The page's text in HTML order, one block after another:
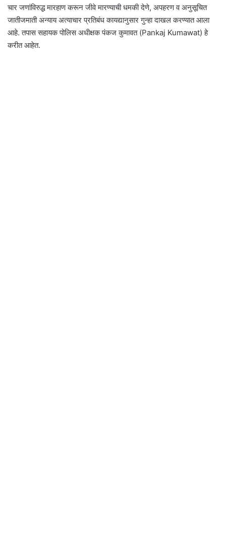
चार जणांविरुद्ध मारहाण करून जीवे मारण्याची धमकी देणे, अपहरण व अनुसूचित
जातीजमाती अन्याय अत्याचार प्रतिबंध कायद्यानुसार गुन्हा दाखल करण्यात आला
आहे. तपास सहायक पोलिस अधीक्षक पंकज कुमावत (Pankaj Kumawat) हे
करीत आहेत.